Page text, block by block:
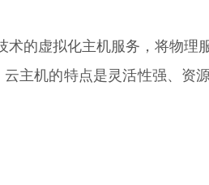
术的虚拟化主机服务，将物理
主机的特点是灵活性强、资